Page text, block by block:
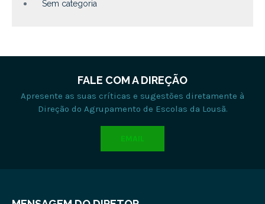
Sem categoria
FALE COM A DIREÇÃO
Apresente as suas críticas e sugestões diretamente à
Direção do Agrupamento de Escolas da Lousã.
EMAIL